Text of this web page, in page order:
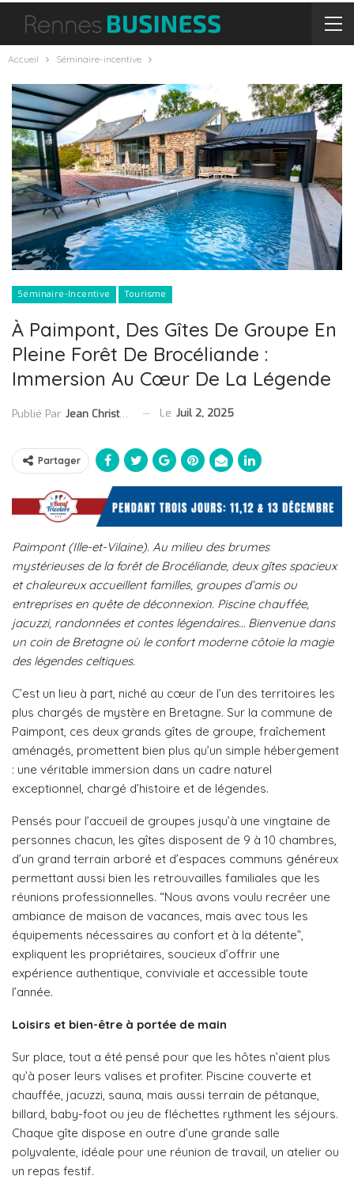
Accueil Séminaire-incentive
Séminaire-Incentive Tourisme
À Paimpont, Des Gîtes De Groupe En
Pleine Forêt De Brocéliande :
Immersion Au Cœur De La Légende
Publié Par Jean Christophe Collet Le Juil 2, 2025
Partager
Paimpont (Ille-et-Vilaine). Au milieu des brumes
mystérieuses de la forêt de Brocéliande, deux gîtes spacieux
et chaleureux accueillent familles, groupes d’amis ou
entreprises en quête de déconnexion. Piscine chauffée,
jacuzzi, randonnées et contes légendaires… Bienvenue dans
un coin de Bretagne où le confort moderne côtoie la magie
des légendes celtiques.
C’est un lieu à part, niché au cœur de l’un des territoires les
plus chargés de mystère en Bretagne. Sur la commune de
Paimpont, ces deux grands gîtes de groupe, fraîchement
aménagés, promettent bien plus qu’un simple hébergement
: une véritable immersion dans un cadre naturel
exceptionnel, chargé d’histoire et de légendes.
Pensés pour l’accueil de groupes jusqu’à une vingtaine de
personnes chacun, les gîtes disposent de 9 à 10 chambres,
d’un grand terrain arboré et d’espaces communs généreux
permettant aussi bien les retrouvailles familiales que les
réunions professionnelles. “Nous avons voulu recréer une
ambiance de maison de vacances, mais avec tous les
équipements nécessaires au confort et à la détente”,
expliquent les propriétaires, soucieux d’offrir une
expérience authentique, conviviale et accessible toute
l’année.
Loisirs et bien-être à portée de main
Sur place, tout a été pensé pour que les hôtes n’aient plus
qu’à poser leurs valises et profiter. Piscine couverte et
chauffée, jacuzzi, sauna, mais aussi terrain de pétanque,
billard, baby-foot ou jeu de fléchettes rythment les séjours.
Chaque gîte dispose en outre d’une grande salle
polyvalente, idéale pour une réunion de travail, un atelier ou
un repas festif.